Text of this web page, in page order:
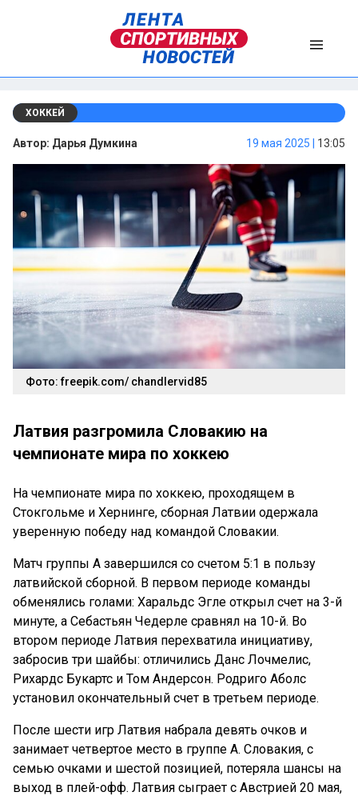
ХОККЕЙ
Автор: Дарья Думкина 19 мая 2025 | 13:05
Фото: freepik.com/ chandlervid85
Латвия разгромила Словакию на
чемпионате мира по хоккею
На чемпионате мира по хоккею, проходящем в
Стокгольме и Хернинге, сборная Латвии одержала
уверенную победу над командой Словакии.
Матч группы А завершился со счетом 5:1 в пользу
латвийской сборной. В первом периоде команды
обменялись голами: Харальдс Эгле открыл счет на 3-й
минуте, а Себастьян Чедерле сравнял на 10-й. Во
втором периоде Латвия перехватила инициативу,
забросив три шайбы: отличились Данс Лочмелис,
Рихардс Букартс и Том Андерсон. Родриго Аболс
установил окончательный счет в третьем периоде.
После шести игр Латвия набрала девять очков и
занимает четвертое место в группе А. Словакия, с
семью очками и шестой позицией, потеряла шансы на
выход в плей-офф. Латвия сыграет с Австрией 20 мая,